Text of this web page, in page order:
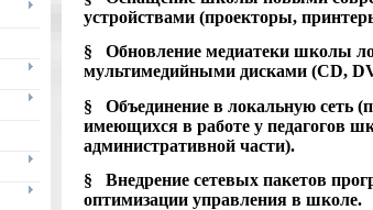
устройствами (проекторы,
§ Обновление медиатеки школы
мультимедийными дисками (CD,
§ Объединение в локальную сеть
имеющихся в работе у педагогов
административной части).
§ Внедрение сетевых пакетов
оптимизации управления в школе.